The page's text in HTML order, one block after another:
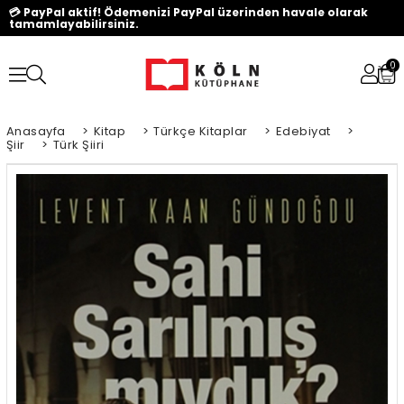
💳 PayPal aktif! Ödemenizi PayPal üzerinden havale olarak
tamamlayabilirsiniz.
0
Anasayfa > Kitap > Türkçe Kitaplar > Edebiyat >
Şiir > Türk Şiiri